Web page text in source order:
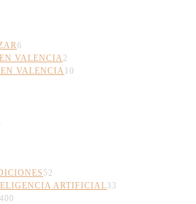
6
VALENCIA2
VALENCIA10
52
ARTIFICIAL33
400